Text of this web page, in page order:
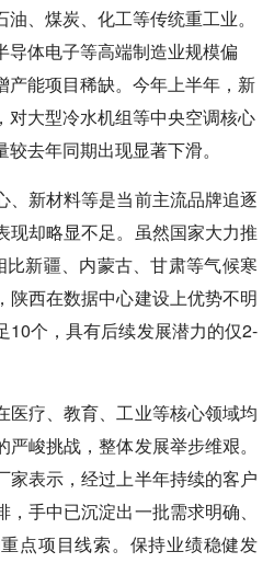
、煤炭、化工等传统重工业。
导体电子等高端制造业规模偏
产能项目稀缺。今年上半年，新
对大型冷水机组等中央空调核心
去年同期出现显著下滑。
、新材料等是当前主流品牌追逐
现却略显不足。虽然国家大力推
比新疆、内蒙古、甘肃等气候寒
陕西在数据中心建设上优势不明
10个，具有后续发展潜力的仅2-
医疗、教育、工业等核心领域均
峻挑战，整体发展举步维艰。
家表示，经过上半年持续的客户
手中已沉淀出一批需求明确、
点项目线索。保持业绩稳健发